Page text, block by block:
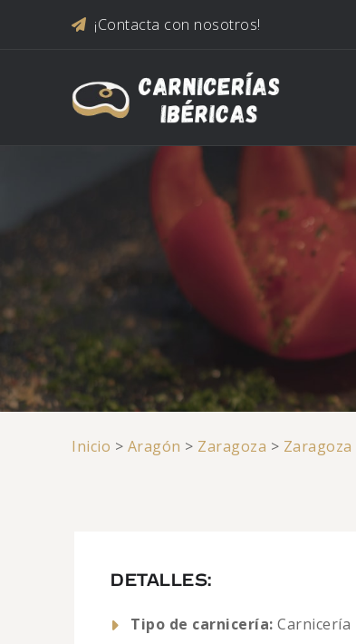
¡Contacta con nosotros!
Inicio > Aragón > Zaragoza > Zaragoza
DETALLES:
Tipo de carnicería: Carnicería